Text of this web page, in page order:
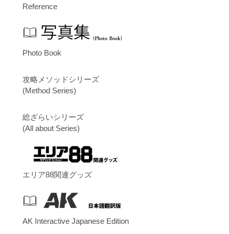
Reference
Photo Book
攻略メソッドシリーズ
(Method Series)
総ざらいシリーズ
(All about Series)
エリア88関連グッズ
AK Interactive Japanese Edition